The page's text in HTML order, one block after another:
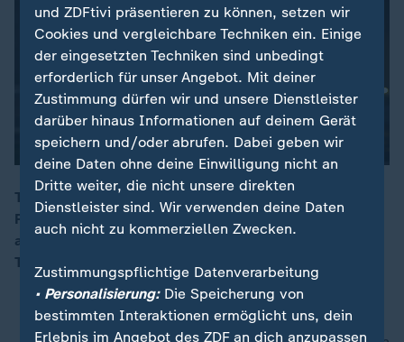
00:14
Trump riskiere ein Stück weit das wenige, was er in
Peking erreicht hätte, sagt Theveßen. Trump hätte
angekündigt, dass er sich mit dem Präsidenten
Taiwans austauschen wolle.
und ZDFtivi präsentieren zu können, setzen wir
Cookies und vergleichbare Techniken ein. Einige
der eingesetzten Techniken sind unbedingt
erforderlich für unser Angebot. Mit deiner
Zustimmung dürfen wir und unsere Dienstleister
darüber hinaus Informationen auf deinem Gerät
speichern und/oder abrufen. Dabei geben wir
deine Daten ohne deine Einwilligung nicht an
Dritte weiter, die nicht unsere direkten
Dienstleister sind. Wir verwenden deine Daten
auch nicht zu kommerziellen Zwecken.
Zustimmungspflichtige Datenverarbeitung
• Personalisierung:Die Speicherung von
bestimmten Interaktionen ermöglicht uns, dein
Erlebnis im Angebot des ZDF an dich anzupassen